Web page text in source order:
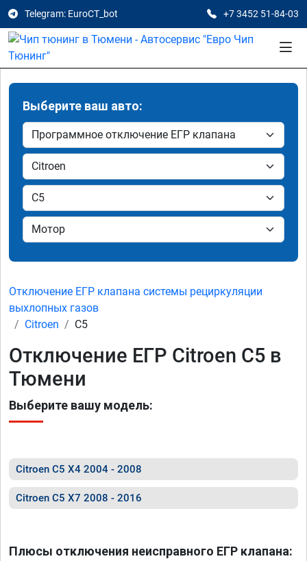
Telegram: EuroCT_bot +7 3452 51-84-03
Выберите ваш авто:
Отключение ЕГР клапана системы рециркуляции
выхлопных газов
Citroen
C5
Отключение ЕГР Citroen C5 в
Тюмени
Выберите вашу модель:
Citroen C5 X4 2004 - 2008
Citroen C5 X7 2008 - 2016
Плюсы отключения неисправного ЕГР клапана: